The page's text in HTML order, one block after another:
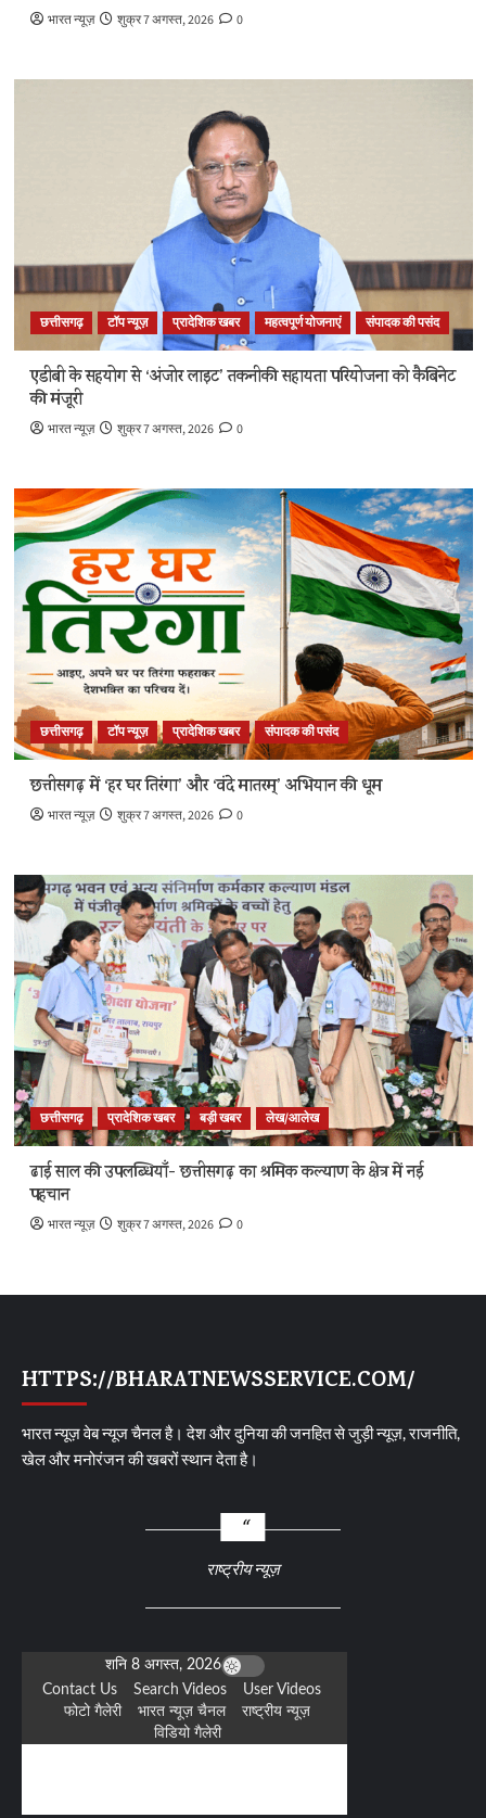
भारत न्यूज़ शुक्र 7 अगस्त, 2026 0
छत्तीसगढ़ टॉप न्यूज़ प्रादेशिक खबर महत्वपूर्ण योजनाएं संपादक की पसंद
एडीबी के सहयोग से ‘अंजोर लाइट’ तकनीकी सहायता परियोजना को कैबिनेट
की मंजूरी
भारत न्यूज़ शुक्र 7 अगस्त, 2026 0
छत्तीसगढ़ टॉप न्यूज़ प्रादेशिक खबर संपादक की पसंद
छत्तीसगढ़ में ‘हर घर तिरंगा’ और ‘वंदे मातरम्’ अभियान की धूम
भारत न्यूज़ शुक्र 7 अगस्त, 2026 0
छत्तीसगढ़ प्रादेशिक खबर बड़ी खबर लेख/आलेख
ढाई साल की उपलब्धियाँ- छत्तीसगढ़ का श्रमिक कल्याण के क्षेत्र में नई
पहचान
भारत न्यूज़ शुक्र 7 अगस्त, 2026 0
HTTPS://BHARATNEWSSERVICE.COM/
भारत न्यूज़ वेब न्यूज चैनल है। देश और दुनिया की जनहित से जुड़ी न्यूज़, राजनीति,
खेल और मनोरंजन की खबरों स्थान देता है।
राष्ट्रीय न्यूज़